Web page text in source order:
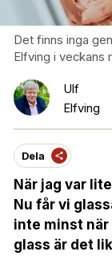
Det finns inga
Elfving i veckans
Ulf
Elfving
Dela
När jag var
Nu får vi
inte minst
glass är det